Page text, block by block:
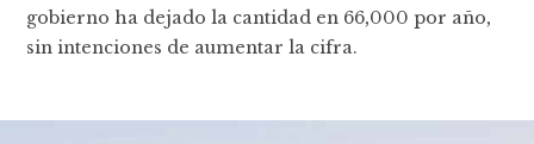
gobierno ha dejado la cantidad en 66,000 por año,
sin intenciones de aumentar la cifra.